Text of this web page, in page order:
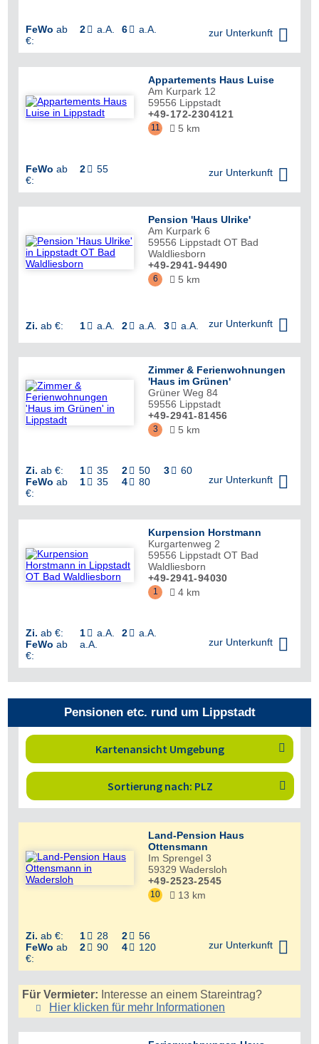
FeWo ab
€:
2  a.A. 6  a.A. zur Unterkunft 
Appartements Haus Luise
Am Kurpark 12
59556 Lippstadt
+49-172-2304121
11  5 km
FeWo ab
€:
2  55 zur Unterkunft 
Pension 'Haus Ulrike'
Am Kurpark 6
59556 Lippstadt OT Bad
Waldliesborn
+49-2941-94490
6  5 km
Zi. ab €: 1  a.A. 2  a.A. 3  a.A. zur Unterkunft 
Zimmer & Ferienwohnungen
'Haus im Grünen'
Grüner Weg 84
59556 Lippstadt
+49-2941-81456
3  5 km
Zi. ab €: 1  35 2  50 3  60
FeWo ab
€:
1  35 4  80 zur Unterkunft 
Kurpension Horstmann
Kurgartenweg 2
59556 Lippstadt OT Bad
Waldliesborn
+49-2941-94030
1  4 km
Zi. ab €: 1  a.A. 2  a.A.
FeWo ab
€:
a.A. zur Unterkunft 
Pensionen etc. rund um Lippstadt
Kartenansicht Umgebung 
Sortierung nach: PLZ 
Land-Pension Haus
Ottensmann
Im Sprengel 3
59329 Wadersloh
+49-2523-2545
10  13 km
Zi. ab €: 1  28 2  56
FeWo ab
€:
2  90 4  120 zur Unterkunft 
Für Vermieter: Interesse an einem Stareintrag?
Hier klicken für mehr Informationen